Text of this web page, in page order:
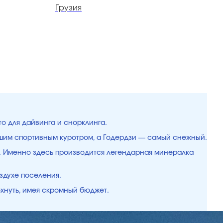
Грузия
для дайвинга и снорклинга.
спортивным куротром, а Годердзи — самый снежный.
здесь производится легендарная минералка
поселения.
имея скромный бюджет.